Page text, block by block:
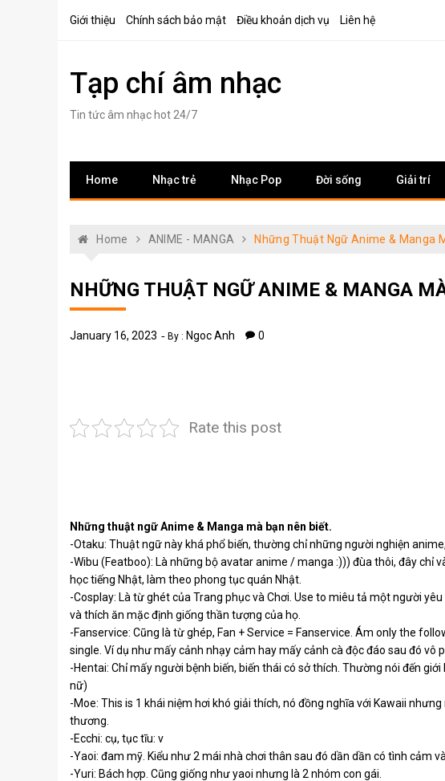
Giới thiệu Chính sách bảo mật Điều khoản dịch vụ Liên hệ
Tạp chí âm nhạc
Tin tức âm nhạc hot 24/7
Home Nhạc trẻ Nhạc Pop Đời sống Giải trí
Home ANIME - MANGA Những Thuật Ngữ Anime & Manga
NHỮNG THUẬT NGỮ ANIME & MANGA
January 16, 2023 By : Ngoc Anh 0
Rate this post
Những thuật ngữ Anime & Manga mà bạn nên biết.
-Otaku: Thuật ngữ này khá phổ biến, thường chỉ những người nghiện
-Wibu (Featboo): Là những bộ avatar anime / manga :))) đùa thôi, đây chỉ
học tiếng Nhật, làm theo phong tục quán Nhật.
-Cosplay: Là từ ghét của Trang phục và Chơi. Use to miêu tả một người
và thích ăn mặc định giống thần tượng của họ.
-Fanservice: Cũng là từ ghép, Fan + Service = Fanservice. Ám only the
single. Ví dụ như mấy cảnh nhạy cảm hay mấy cảnh cà độc đáo sau đó vô
-Hentai: Chỉ mấy người bệnh biến, biến thái có sở thích. Thường nói đến
nữ)
-Moe: This is 1 khái niệm hơi khó giải thích, nó đồng nghĩa với Kawaii
thương.
-Ecchi: cụ, tục tĩu: v
-Yaoi: đam mỹ. Kiểu như 2 mái nhà chơi thân sau đó dần dần có tình cảm
-Yuri: Bách hợp. Cũng giống như yaoi nhưng là 2 nhóm con gái.